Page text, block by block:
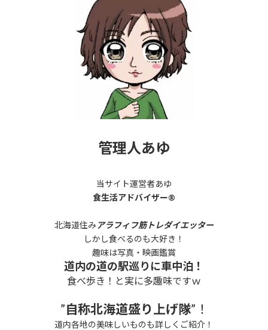
管理人あゆ
当サイト運営者あゆ
食生活アドバイザー®
北海道住み アラフィフ筋トレダイエッター
しかし食べるのも大好き！
趣味は写真・映画鑑賞
道内の道の駅巡りに車中泊！
食べ歩き！と実に多趣味ですｗ
”自称北海道盛り上げ隊”！
道内各地の美味しいものも詳しくご紹介！